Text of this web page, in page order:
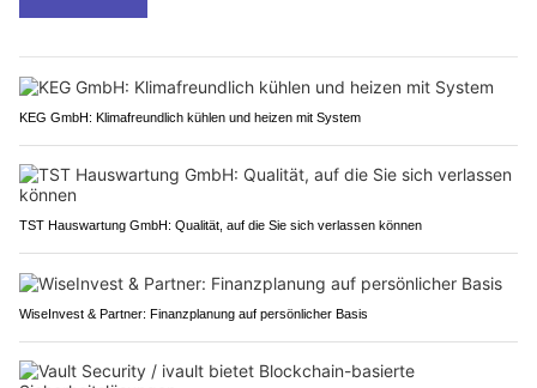
KEG GmbH: Klimafreundlich kühlen und heizen mit System
TST Hauswartung GmbH: Qualität, auf die Sie sich verlassen können
WiseInvest & Partner: Finanzplanung auf persönlicher Basis